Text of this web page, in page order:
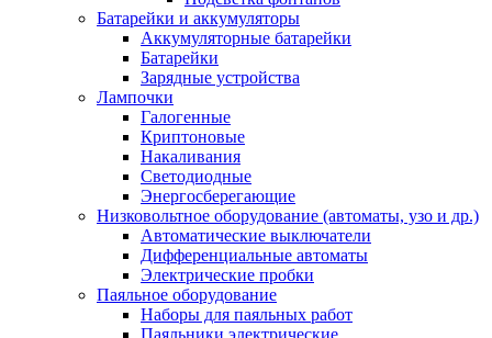
Батарейки и аккумуляторы
Аккумуляторные батарейки
Батарейки
Зарядные устройства
Лампочки
Галогенные
Криптоновые
Накаливания
Светодиодные
Энергосберегающие
Низковольтное оборудование (автоматы, узо и др.)
Автоматические выключатели
Дифференциальные автоматы
Электрические пробки
Паяльное оборудование
Наборы для паяльных работ
Паяльники электрические